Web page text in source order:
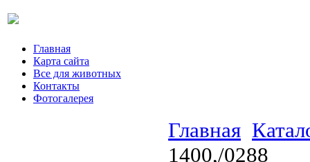
Главная
Карта сайта
Все для животных
Контакты
Фотогалерея
Главная
1400,/0288